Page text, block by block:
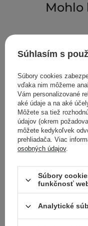
Mohlo
Tołpa - Dermo
Súhlasím s
Súbory cookies
vďaka nim môžeme
Vám personalizované
aké údaje a na aké
Môžete sa tiež
údajov (okrem
môžete kedykoľvek
prehliadača. Viac
osobných údajov.
Súbory
funkčnosť
Analytické